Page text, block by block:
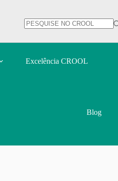
Excelência CROOL
Blog